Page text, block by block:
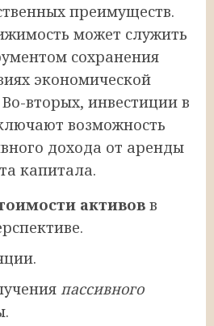
преимуществ.
может служить
сохранения
экономической
вторых, инвестиции в
возможность
дохода от аренды
капитала.
активов в
пассивного